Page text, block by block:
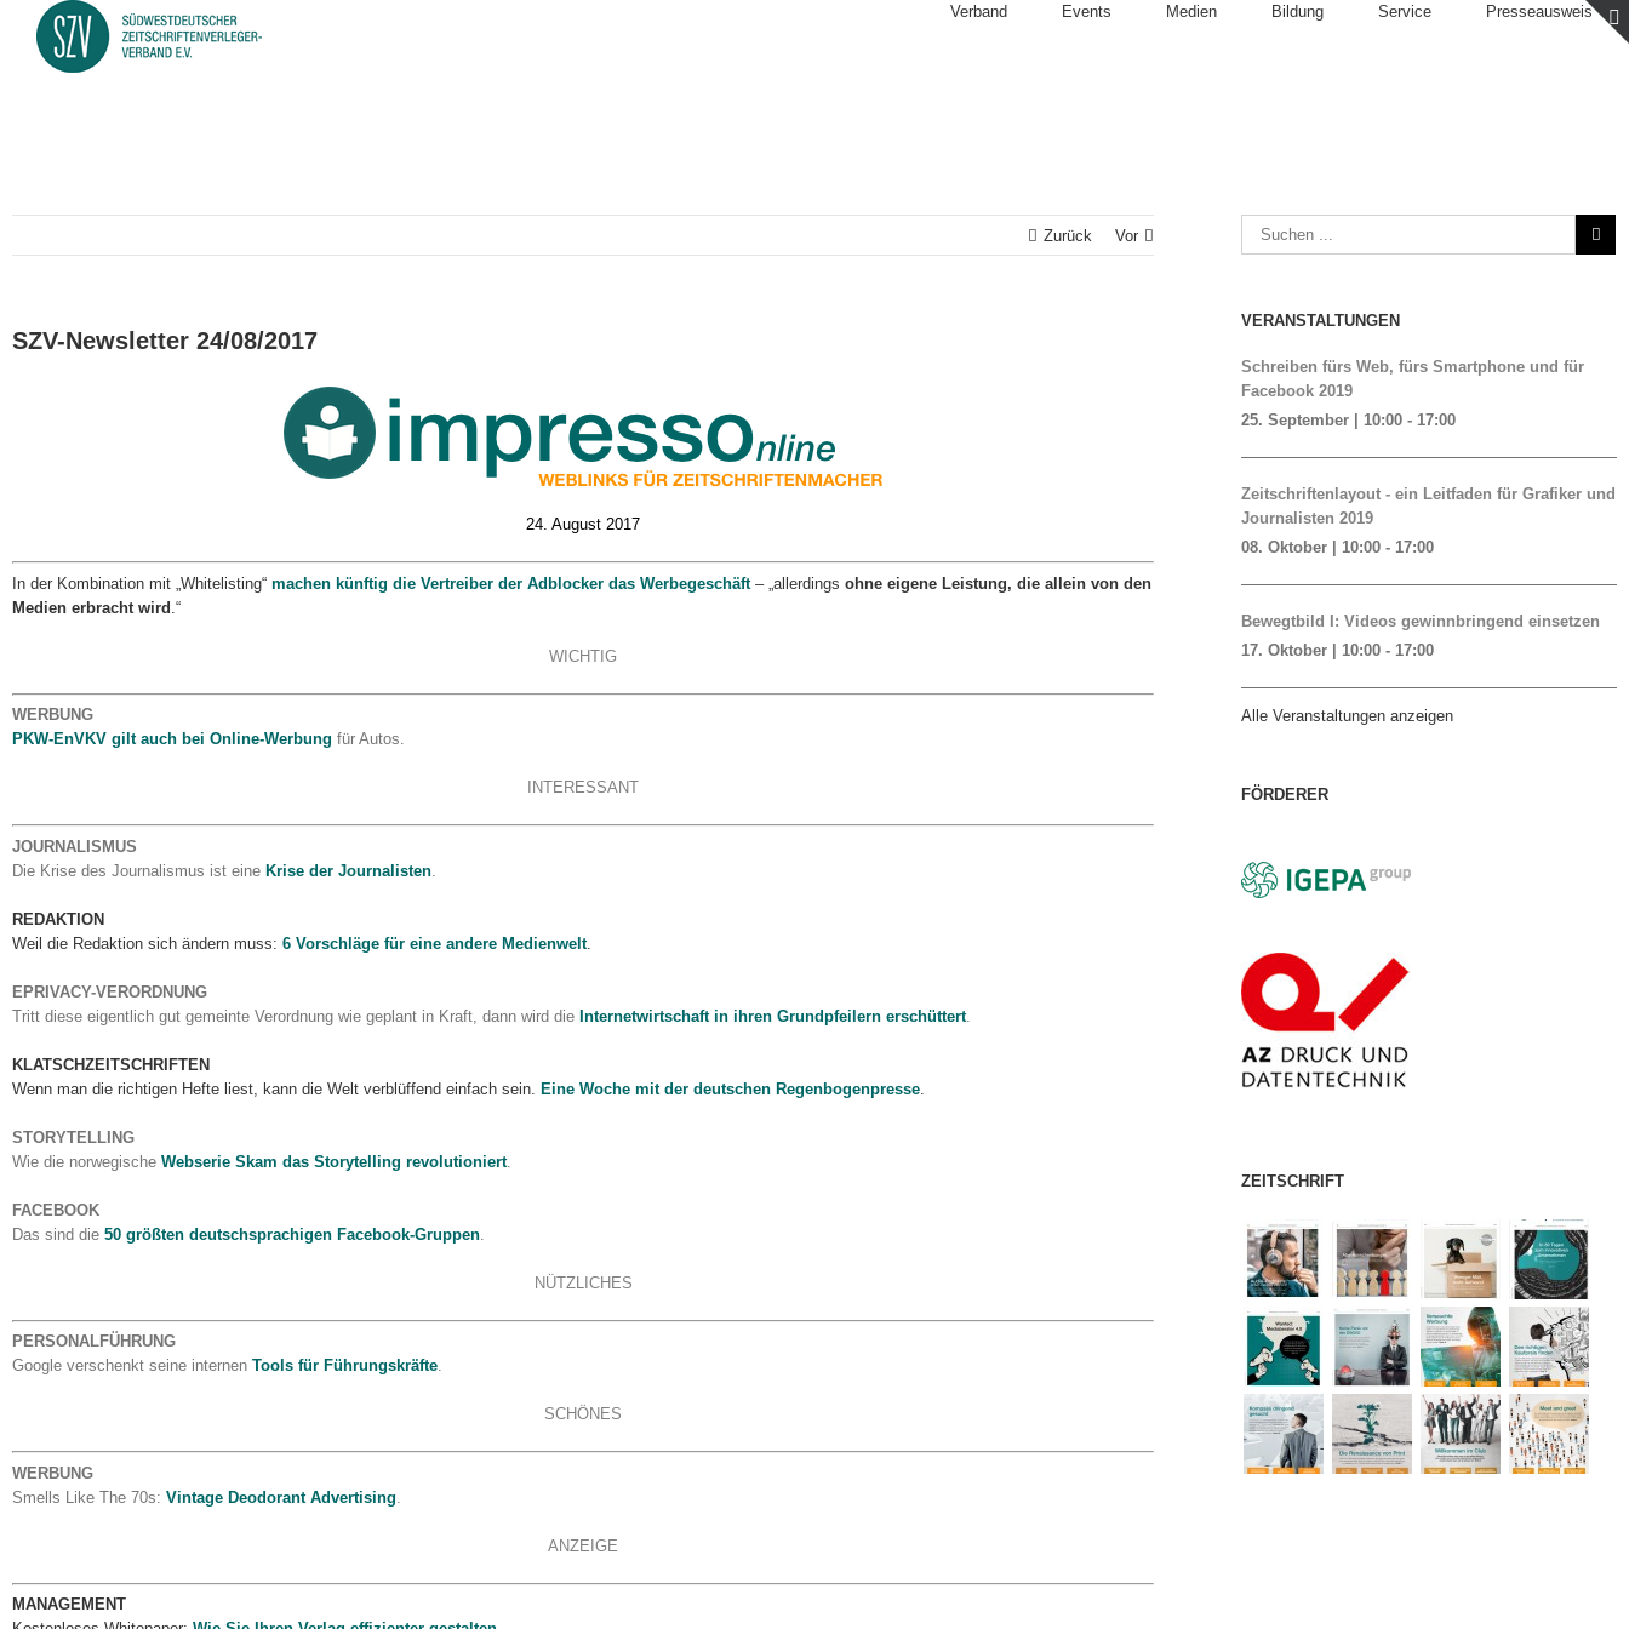
Verband Events Medien Bildung Service Presseausweis
Zurück Vor
SZV-Newsletter 24/08/2017
24. August 2017
In der Kombination mit „Whitelisting“ machen künftig die Vertreiber der Adblocker das Werbegeschäft– „allerdings ohne eigene Leistung, die allein von den
Medien erbracht wird .“
WICHTIG
WERBUNG
PKW-EnVKV gilt auch bei Online-Werbung für Autos.
INTERESSANT
JOURNALISMUS
Die Krise des Journalismus ist eine Krise der Journalisten
REDAKTION
Weil die Redaktion sich ändern muss: 6 Vorschläge für eine andere Medienwelt.
EPRIVACY-VERORDNUNG
Tritt diese eigentlich gut gemeinte Verordnung wie geplant in Kraft, dann wird die Internetwirtschaft in ihren Grundpfeilern erschüttert.
KLATSCHZEITSCHRIFTEN
Wenn man die richtigen Hefte liest, kann die Welt verblüffend einfach sein. Eine Woche mit der deutschen Regenbogenpresse
STORYTELLING
Wie die norwegische Webserie Skam das Storytelling revolutioniert.
FACEBOOK
Das sind die 50 größten deutschsprachigen Facebook-Gruppen
NÜTZLICHES
PERSONALFÜHRUNG
Google verschenkt seine internen Tools für Führungskräfte.
SCHÖNES
WERBUNG
Smells Like The 70s: Vintage Deodorant Advertising
ANZEIGE
MANAGEMENT
VERANSTALTUNGEN
Schreiben fürs Web, fürs Smartphone und für
Facebook 2019
25. September | 10:00 -17:00
Zeitschriftenlayout - ein Leitfaden für Grafiker und
Journalisten 2019
08. Oktober | 10:00 -17:00
Bewegtbild I: Videos gewinnbringend einsetzen
17. Oktober | 10:00 -17:00
Alle Veranstaltungen anzeigen
FÖRDERER
ZEITSCHRIFT